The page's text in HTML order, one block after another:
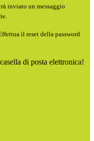
inviato un messaggio
il reset della password
di posta elettronica!